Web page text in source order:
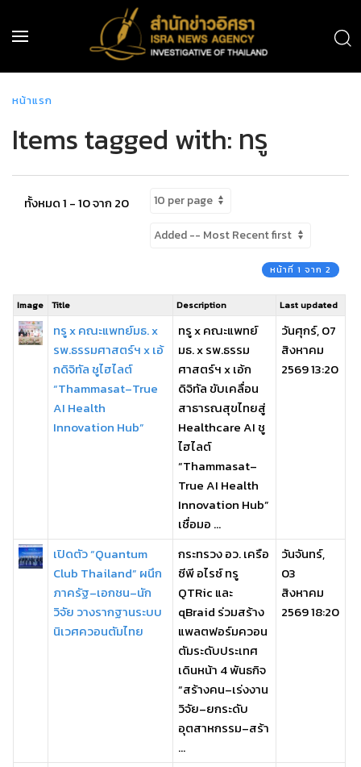
หน้าแรก
Items tagged with: ทรู
ทั้งหมด 1 - 10 จาก 20
หน้าที่ 1 จาก 2
Image Title Description Last updated
ทรู x คณะแพทย์มธ. x
รพ.ธรรมศาสตร์ฯ x เอ้
กดิจิทัล ชูไฮไลต์
“Thammasat–True
AI Health
Innovation Hub”
ทรู x คณะแพทย์
มธ. x รพ.ธรรม
ศาสตร์ฯ x เอ้ก
ดิจิทัล ขับเคลื่อน
สาธารณสุขไทยสู่
Healthcare AI ชู
ไฮไลต์
“Thammasat–
True AI Health
Innovation Hub”
เชื่อมอ ...
วันศุกร์, 07
สิงหาคม
2569 13:20
เปิดตัว “Quantum
Club Thailand” ผนึก
ภาครัฐ–เอกชน–นัก
วิจัย วางรากฐานระบบ
นิเวศควอนตัมไทย
กระทรวง อว. เครือ
ซีพี อไรซ์ ทรู
QTRic และ
qBraid ร่วมสร้าง
แพลตฟอร์มควอน
ตัมระดับประเทศ
เดินหน้า 4 พันธกิจ
“สร้างคน–เร่งงาน
วิจัย–ยกระดับ
อุตสาหกรรม–สร้า
...
วันจันทร์,
03
สิงหาคม
2569 18:20